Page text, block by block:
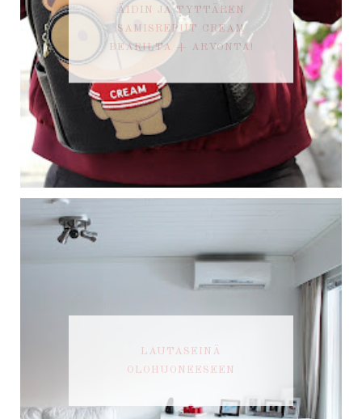
ÄIDIN JA TYTTÄREN
SAMISREPUT CREAM
BEARILTA + ARVONTA!
LAUTASEINÄ
OLOHUONEESEEN